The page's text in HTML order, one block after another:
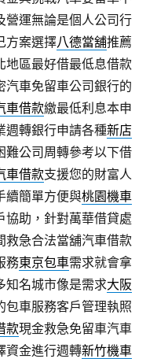
營運無論是個人公司行
方案選擇八德當舖推薦
地區最好借最低息借款
汽車免留車公司銀行的
車借款繳最低利息本申
週轉銀行申請各種新店
難公司周轉參考以下借
車借款支援您的財富人
續簡單方便與桃園機車
協助，針對萬華借貸處
救急合法當舖汽車借款
務東京包車需求就會拿
知名城市像是需求大阪
包車服務客戶管理執照
款現金救急免留車汽車
資金進行週轉新竹機車